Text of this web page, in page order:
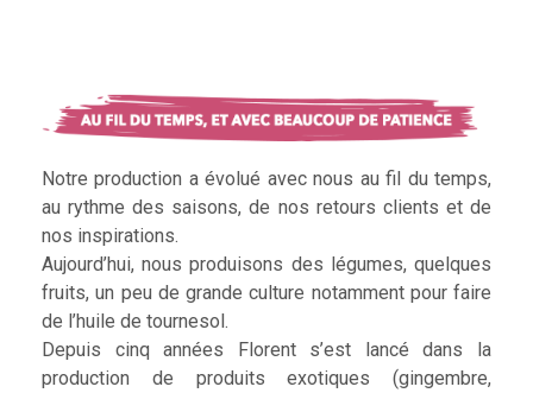
Notre production a évolué avec nous au fil du temps,
au rythme des saisons, de nos retours clients et de
nos inspirations.
Aujourd’hui, nous produisons des légumes, quelques
fruits, un peu de grande culture notamment pour faire
de l’huile de tournesol.
Depuis cinq années Florent s’est lancé dans la
production de produits exotiques (gingembre,